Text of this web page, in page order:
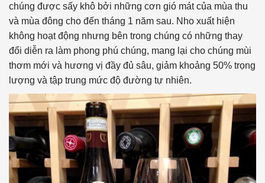
chúng được sấy khô bởi những cơn gió mát của mùa thu
và mùa đông cho đến tháng 1 năm sau. Nho xuất hiện
không hoạt động nhưng bên trong chúng có những thay
đổi diễn ra làm phong phú chúng, mang lại cho chúng mùi
thơm mới và hương vị đầy đủ sâu, giảm khoảng 50% trọng
lượng và tập trung mức độ đường tự nhiên.